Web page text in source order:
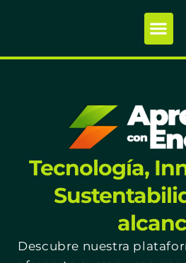
Tecnología,
Descubre nuestra